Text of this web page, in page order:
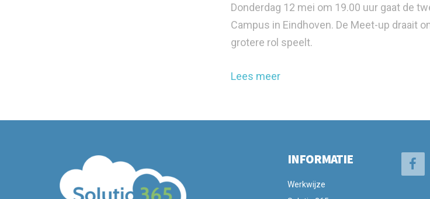
Donderdag 12 mei om 19.00 uur gaat de
Campus in Eindhoven. De Meet-up draait
grotere rol speelt.
Lees meer
INFORMATIE
Werkwijze